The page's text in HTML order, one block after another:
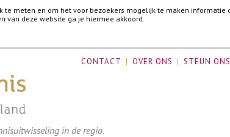
te meten en om het voor bezoekers mogelijk te maken informatie
van deze website ga je hiermee akkoord.
CONTACT OVER ONS STEUN ONS
in de regio.